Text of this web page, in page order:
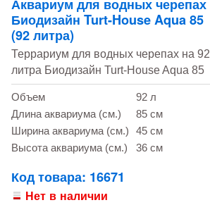
Аквариум для водных черепах
Биодизайн Turt-House Aqua 85
(92 литра)
Террариум для водных черепах на 92
литра Биодизайн Turt-House Aqua 85
Объем
92 л
Длина аквариума (см.)
85 см
Ширина аквариума (см.)
45 см
Высота аквариума (см.)
36 см
Код товара: 16671
Нет в наличии